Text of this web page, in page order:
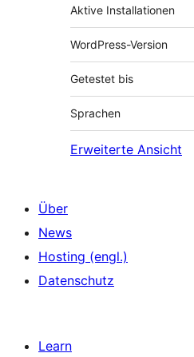
Aktive Installationen
WordPress-Version
Getestet bis
Sprachen
Erweiterte Ansicht
Über
News
Hosting (engl.)
Datenschutz
Learn